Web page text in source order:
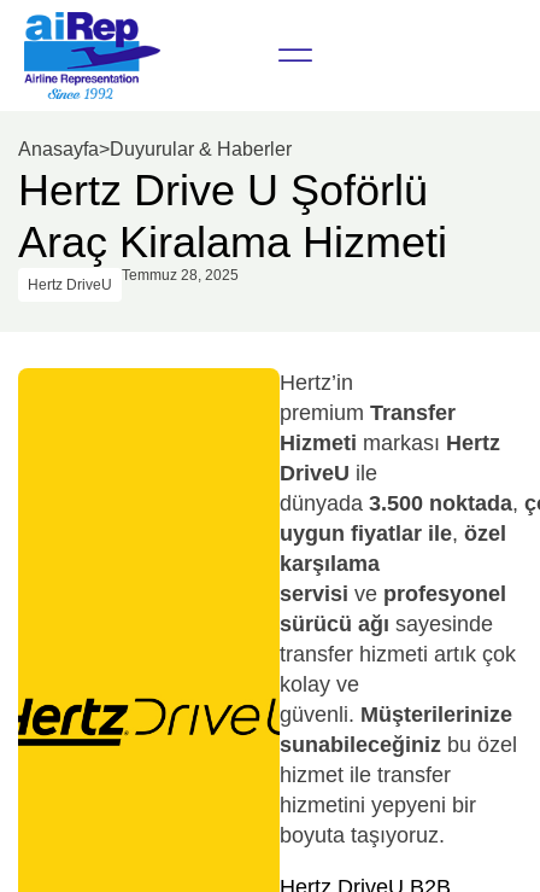
Anasayfa>Duyurular & Haberler
Hertz Drive U Şoförlü
Araç Kiralama Hizmeti
Hertz DriveU
Temmuz 28, 2025
Hertz’in
premium Transfer
Hizmeti markası Hertz
DriveU ile
dünyada 3.500 noktada,
uygun fiyatlar ile, özel
karşılama
servisi ve profesyonel
sürücü ağı sayesinde
transfer hizmeti artık çok
kolay ve
güvenli. Müşterilerinize
sunabileceğinizbu özel
hizmet ile transfer
hizmetini yepyeni bir
boyuta taşıyoruz.
Hertz DriveU B2B